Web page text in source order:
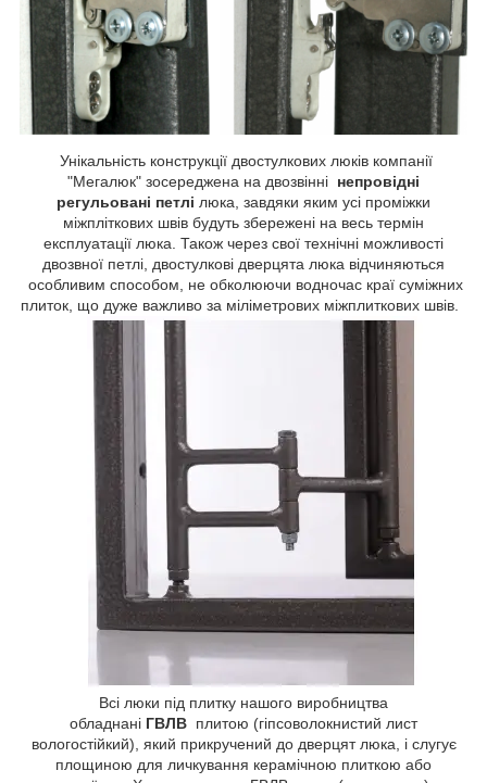
Унікальність конструкції двостулкових люків компанії
"Мегалюк" зосереджена на двозвінні непровідні
регульовані петлі люка, завдяки яким усі проміжки
міжпліткових швів будуть збережені на весь термін
експлуатації люка. Також через свої технічні можливості
двозвної петлі, двостулкові дверцята люка відчиняються
особливим способом, не обколюючи водночас краї суміжних
плиток, що дуже важливо за міліметрових міжплиткових швів.
Всі люки під плитку нашого виробництва
обладнані ГВЛВ плитою (гіпсоволокнистий лист
вологостійкий), який прикручений до дверцят люка, і слугує
площиною для личкування керамічною плиткою або